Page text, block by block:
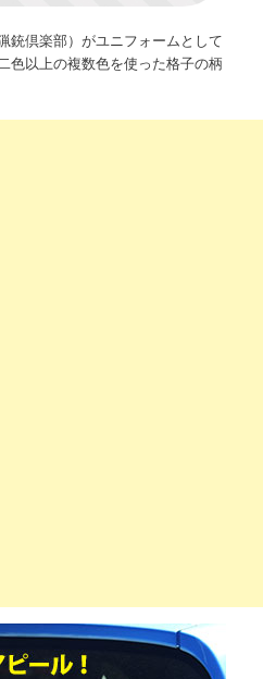
銃倶楽部）がユニフォームとして
色以上の複数色を使った格子の柄